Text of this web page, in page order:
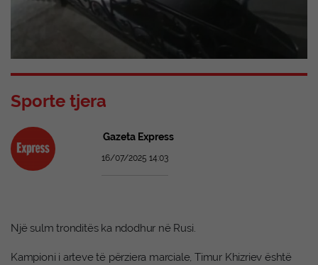
Sporte tjera
Gazeta Express
16/07/2025 14:03
Një sulm tronditës ka ndodhur në Rusi.
Kampioni i arteve të përziera marciale, Timur Khizriev është